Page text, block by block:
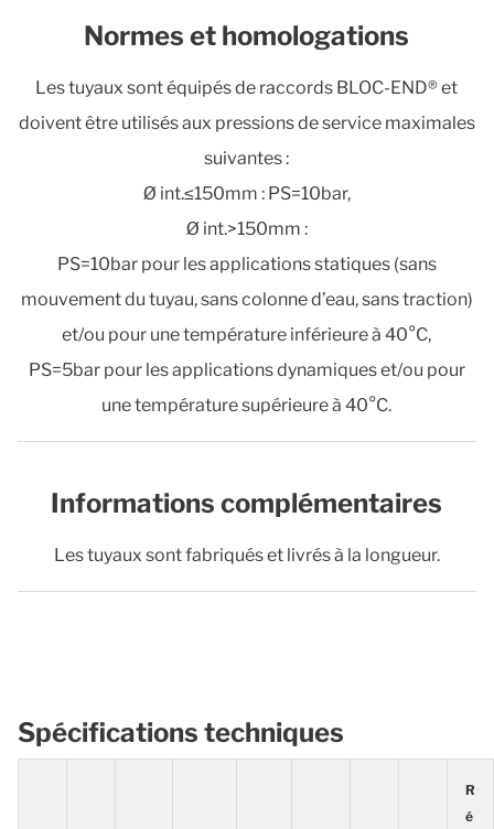
Normes et homologations
Les tuyaux sont équipés de raccords BLOC-END® et
doivent être utilisés aux pressions de service maximales
suivantes :
Ø int.≤150mm : PS=10bar,
Ø int.>150mm :
PS=10bar pour les applications statiques (sans
mouvement du tuyau, sans colonne d’eau, sans traction)
et/ou pour une température inférieure à 40°C,
PS=5bar pour les applications dynamiques et/ou pour
une température supérieure à 40°C.
Informations complémentaires
Les tuyaux sont fabriqués et livrés à la longueur.
Spécifications techniques
R
é